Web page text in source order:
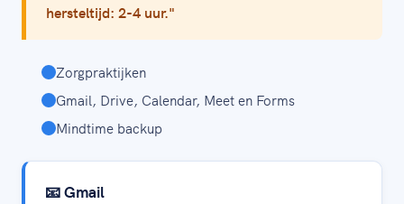
hersteltijd: 2-4 uur."
Zorgpraktijken
Gmail, Drive, Calendar, Meet en Forms
Mindtime backup
📧 Gmail